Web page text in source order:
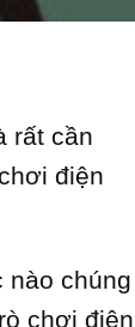
rất cần
điện
nào chúng
chơi điện